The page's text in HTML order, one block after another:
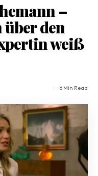
–
den
weiß
6 Min Read